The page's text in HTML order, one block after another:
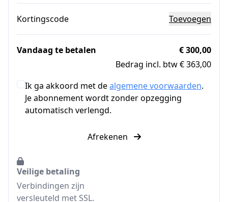
Kortingscode Toevoegen
Vandaag te betalen
€ 300,00
Bedrag incl. btw € 363,00
Ik ga akkoord met dealgemene voorwaarden.
Je abonnement wordt zonder opzegging
automatisch verlengd.
Afrekenen
Veilige betaling
Verbindingen zijn
versleuteld met SSL.